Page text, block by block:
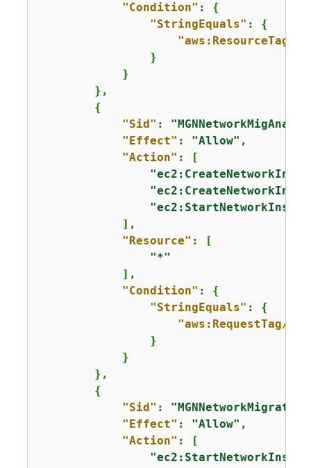
"Condition" : {
"StringEquals" : {
"aws:ResourceTag/
                }
            }
        },
{
"Sid" :
"Effect" : "Allow" ,
"Action" : [
            ],
"Resource" : [
"*"
            ],
"Condition" : {
"StringEquals" : {
"aws:RequestTag/
                }
            }
        },
{
"Sid" :
"Effect" : "Allow" ,
"Action" : [